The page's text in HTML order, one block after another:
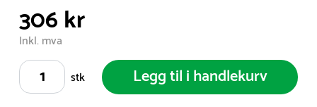
306 kr
Inkl. mva
stk
Legg til i handlekurv